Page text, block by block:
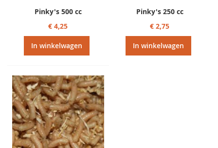
Pinky's 500 cc
€ 4,25
In winkelwagen
Pinky's 250 cc
€ 2,75
In winkelwagen